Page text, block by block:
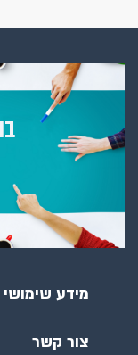
מידע שימושי
צור קשר